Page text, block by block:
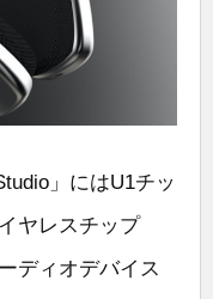
」にはU1チッ
ヤレスチップ
ディオデバイス